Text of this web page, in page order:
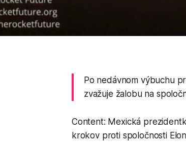
Po nedávnom výbuchu
zvažuje žalobu na
Content: Mexická
krokov proti spoločnosti